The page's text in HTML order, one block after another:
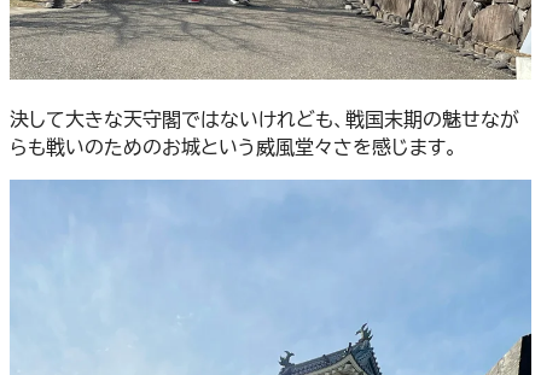
決して大きな天守閣ではないけれども、戦国末期の魅せなが
らも戦いのためのお城という威風堂々さを感じます。